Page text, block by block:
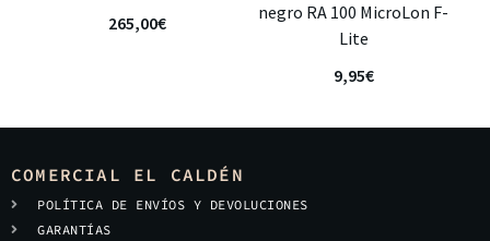
265,00€
negro RA 100 MicroLon F-
Lite
9,95€
COMERCIAL EL CALDÉN
POLÍTICA DE ENVÍOS Y DEVOLUCIONES
GARANTÍAS